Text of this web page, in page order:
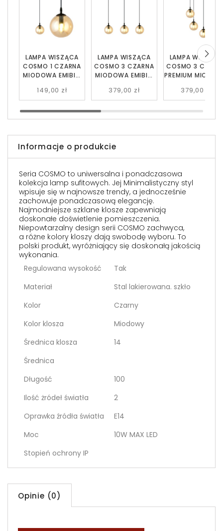
LAMPA WISZĄCA
COSMO 1 CZARNA
MIODOWA EMIBIG
149,00 zł
LAMPA WISZĄCA
COSMO 3 CZARNA
MIODOWA EMIBIG
379,00 zł
LAMPA WISZĄCA
COSMO 3
PREMIUM
379,00 zł
Informacje o produkcie
Seria COSMO to uniwersalna i ponadczasowa
kolekcja lamp sufitowych. Jej Minimalistyczny styl
wpisuje się w najnowsze trendy, a jednocześnie
zachowuje ponadczasową elegancję.
Najmodniejsze szklane klosze zapewniają
doskonałe doświetlenie pomieszczenia.
Niepowtarzalny design serii COSMO zachwyca,
a różne kolory kloszy dają swobodę wyboru. To
polski produkt, wyróżniający się doskonałą jakością
wykonania.
Regulowana wysokość
Tak
Materiał
Stal lakierowana. szkło
Kolor
Czarny
Kolor klosza
Miodowy
Średnica klosza
14
Średnica
Długość
100
Ilość żródeł światła
2
Oprawka źródła światła
E14
Moc
10W MAX LED
Stopień ochrony IP
Opinie (0)